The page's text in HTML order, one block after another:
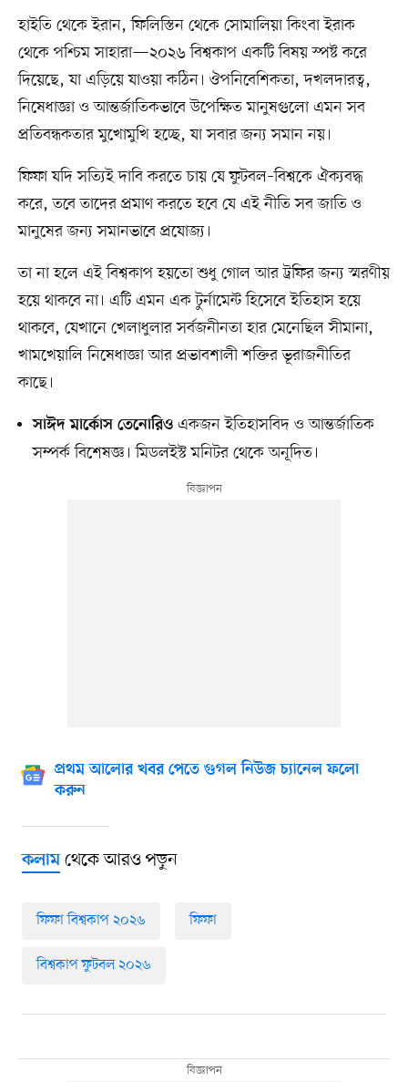
হাইতি থেকে ইরান, ফিলিস্তিন থেকে সোমালিয়া কিংবা ইরাক
থেকে পশ্চিম সাহারা—২০২৬ বিশ্বকাপ একটি বিষয় স্পষ্ট করে
দিয়েছে, যা এড়িয়ে যাওয়া কঠিন। ঔপনিবেশিকতা, দখলদারত্ব,
নিষেধাজ্ঞা ও আন্তর্জাতিকভাবে উপেক্ষিত মানুষগুলো এমন সব
প্রতিবন্ধকতার মুখোমুখি হচ্ছে, যা সবার জন্য সমান নয়।
ফিফা যদি সত্যিই দাবি করতে চায় যে ফুটবল–বিশ্বকে ঐক্যবদ্ধ
করে, তবে তাদের প্রমাণ করতে হবে যে এই নীতি সব জাতি ও
মানুষের জন্য সমানভাবে প্রযোজ্য।
তা না হলে এই বিশ্বকাপ হয়তো শুধু গোল আর ট্রফির জন্য স্মরণীয়
হয়ে থাকবে না। এটি এমন এক টুর্নামেন্ট হিসেবে ইতিহাস হয়ে
থাকবে, যেখানে খেলাধুলার সর্বজনীনতা হার মেনেছিল সীমানা,
খামখেয়ালি নিষেধাজ্ঞা আর প্রভাবশালী শক্তির ভূরাজনীতির
কাছে।
সাঈদ মার্কোস তেনোরিওএকজন ইতিহাসবিদ ও আন্তর্জাতিক
সম্পর্ক বিশেষজ্ঞ। মিডলইস্ট মনিটর থেকে অনূদিত।
প্রথম আলোর খবর পেতে গুগল নিউজ চ্যানেল ফলো
করুন
কলামথেকে আরও পড়ুন
ফিফা বিশ্বকাপ ২০২৬ ফিফা
বিশ্বকাপ ফুটবল ২০২৬